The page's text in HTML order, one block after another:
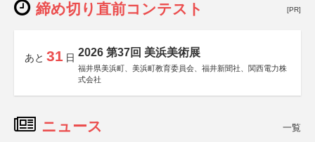
締め切り直前コンテスト [PR]
あと 31 日 2026 第37回 美浜美術展
福井県美浜町、美浜町教育委員会、福井新聞社、関西電力株
式会社
ニュース 一覧